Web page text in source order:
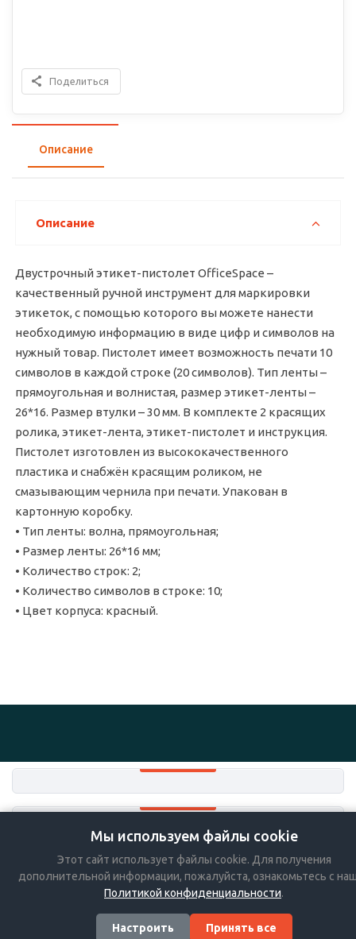
Поделиться
Описание
Описание
Двустрочный этикет-пистолет OfficeSpace –
качественный ручной инструмент для маркировки
этикеток, с помощью которого вы можете нанести
необходимую информацию в виде цифр и символов на
нужный товар. Пистолет имеет возможность печати 10
символов в каждой строке (20 символов). Тип ленты –
прямоугольная и волнистая, размер этикет-ленты –
26*16. Размер втулки – 30 мм. В комплекте 2 красящих
ролика, этикет-лента, этикет-пистолет и инструкция.
Пистолет изготовлен из высококачественного
пластика и снабжён красящим роликом, не
смазывающим чернила при печати. Упакован в
картонную коробку.
• Тип ленты: волна, прямоугольная;
• Размер ленты: 26*16 мм;
• Количество строк: 2;
• Количество символов в строке: 10;
• Цвет корпуса: красный.
+7-383-36-36-757
Мы в социальных сетях:
© 2026 БЭСТ HoReCa
Мы используем файлы cookie
Этот сайт использует файлы cookie. Для получения
дополнительной информации, пожалуйста, ознакомьтесь с
Политикой конфиденциальности.
Настроить Принять все